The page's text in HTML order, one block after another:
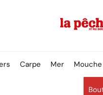
Carpe Mer Mouche